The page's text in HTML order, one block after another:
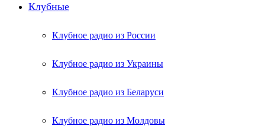
Клубные
Клубное радио из России
Клубное радио из Украины
Клубное радио из Беларуси
Клубное радио из Молдовы